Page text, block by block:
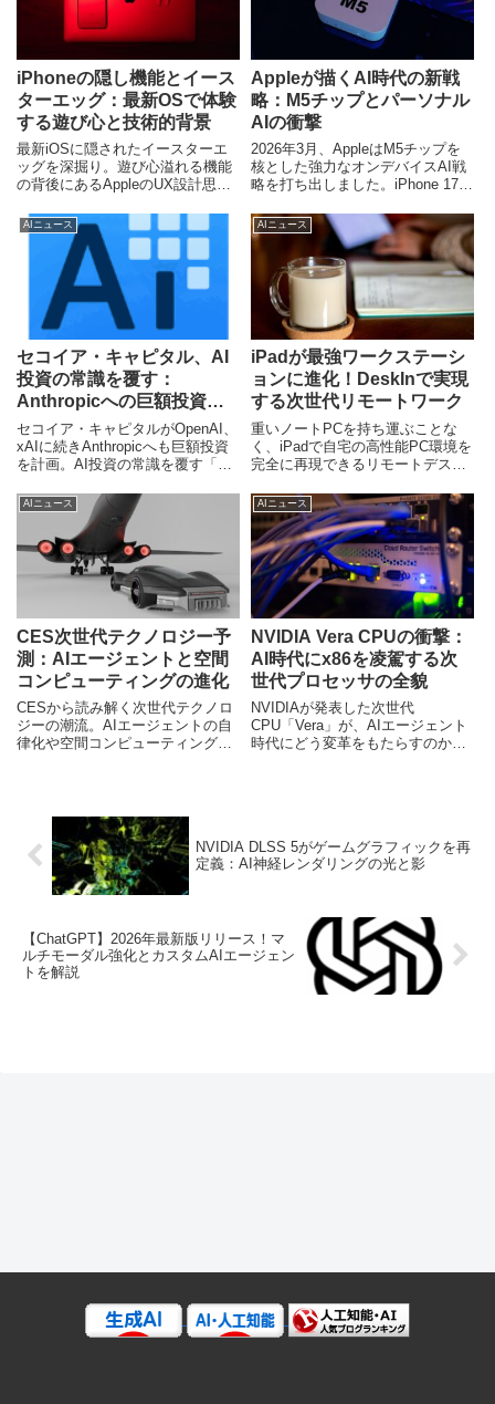
iPhoneの隠し機能とイース
ターエッグ：最新OSで体験
する遊び心と技術的背景
最新iOSに隠されたイースターエ
ッグを深掘り。遊び心溢れる機能
の背後にあるAppleのUX設計思想
ライズの未来を専門的に考察しま
す。
Appleが描くAI時代の新戦
略：M5チップとパーソナル
AIの衝撃
2026年3月、AppleはM5チップを
核とした強力なオンデバイスAI戦
略を打ち出しました。iPhone 17e
新製品群が提供する「パーソナル
AI」の未来を深掘りします。
AIニュース
セコイア・キャピタル、AI
投資の常識を覆す：
Anthropicへの巨額投資と
市場への影響
セコイア・キャピタルがOpenAI、
xAIに続きAnthropicへも巨額投資
を計画。AI投資の常識を覆す「全
巨大な可能性と不確実性がありま
す。Anthropicの「憲法AI」と日本
市場への影響、今後の展望を深掘
りします。
AIニュース
iPadが最強ワークステーシ
ョンに進化！DeskInで実現
する次世代リモートワーク
重いノートPCを持ち運ぶことな
く、iPadで自宅の高性能PC環境を
完全に再現できるリモートデスク
遅延、AIアシスタントによる革新
的な操作性で、日本のハイブリッ
ドワークに新たな可能性をもたら
します。
AIニュース
CES次世代テクノロジー予
測：AIエージェントと空間
コンピューティングの進化
CESから読み解く次世代テクノロ
ジーの潮流。AIエージェントの自
律化や空間コンピューティング
AIニュース
NVIDIA Vera CPUの衝撃：
AI時代にx86を凌駕する次
世代プロセッサの全貌
NVIDIAが発表した次世代
CPU「Vera」が、AIエージェント
時代にどう変革をもたらすのか。
NVIDIA DLSS 5がゲームグラフィックを再
定義：AI神経レンダリングの光と影
【ChatGPT】2026年最新版リリース！マ
ルチモーダル強化とカスタムAIエージェン
トを解説